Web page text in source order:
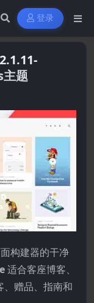
登录
题
构建器的干净
适合客座博客、
、赠品、指南和